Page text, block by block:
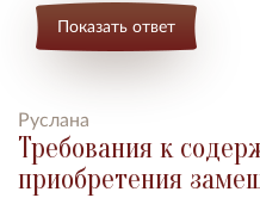
Показать ответ
Руслана
Требования к
приобретения